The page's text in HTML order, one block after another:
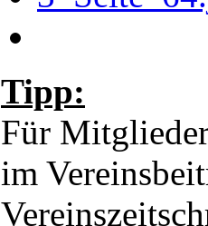
Tipp:
Für
im